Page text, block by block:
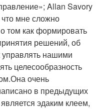
Allan Savory
мне сложно
том как формировать
решений, об
управлять нашими
целесообразность
очень
в предыдущих
эдаким клеем,